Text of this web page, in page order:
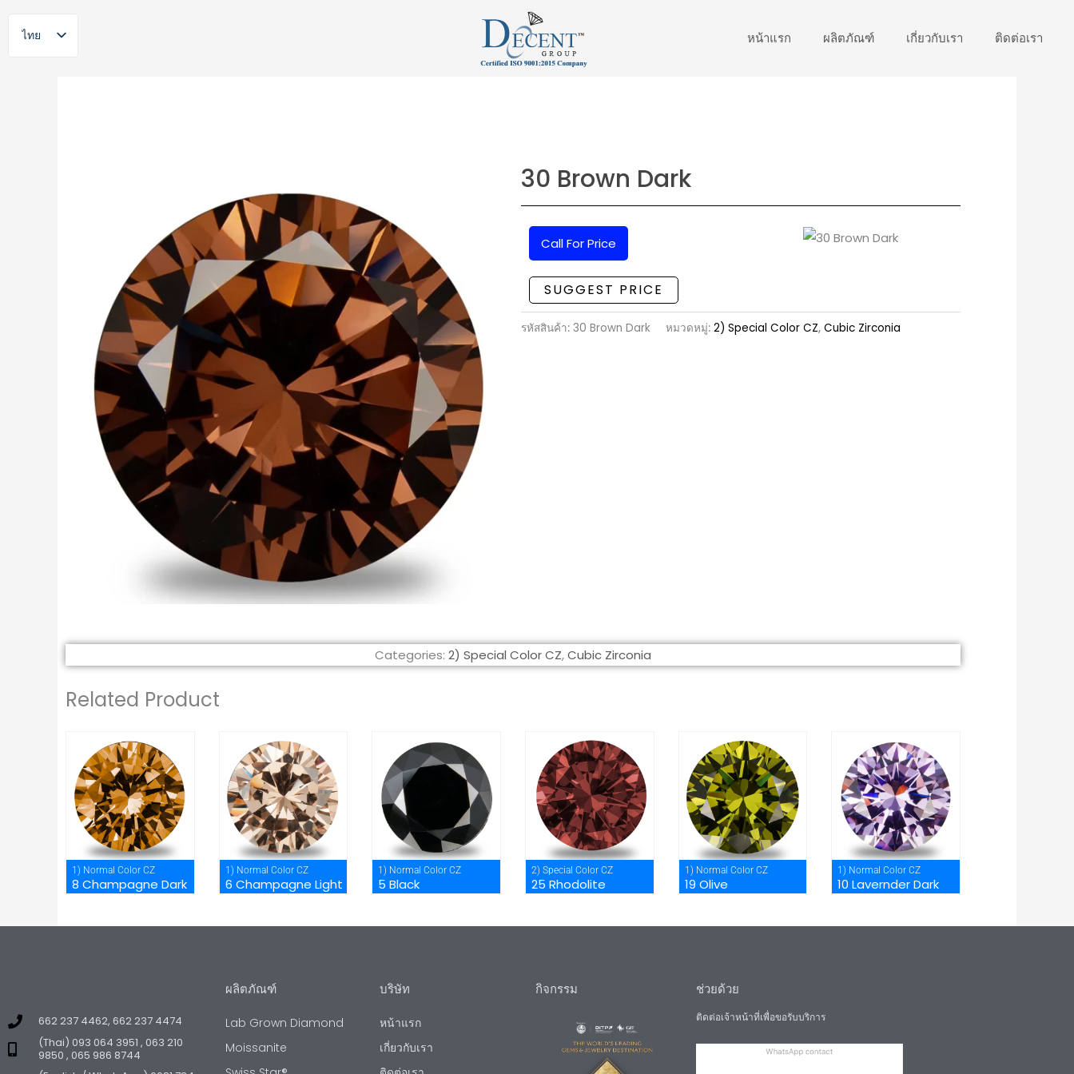
content
ไทย
English
หน้าแรก ผลิตภัณฑ์ เกี่ยวกับเรา ติดต่อเรา
30 Brown Dark
Call For Price
SUGGEST PRICE
รหัสสินค้า: 30 Brown Dark หมวดหมู่: 2) Special Color CZ, Cubic Zirconia
Categories: 2) Special Color CZ,Cubic Zirconia
Related Product
1) Normal Color CZ
8 Champagne Dark
1) Normal Color CZ
6 Champagne Light
1) Normal Color CZ
5 Black
2) Special Color CZ
25 Rhodolite
1) Normal Color CZ
19 Olive
1) Normal Color CZ
10 Lavernder Dark
662 237 4462, 662 237 4474
(Thai) 093 064 3951 , 063 210
9850 , 065 986 8744
ผลิตภัณฑ์
Lab Grown Diamond
Moissanite
บริษัท
หน้าแรก
เกี่ยวกับเรา
กิจกรรม ช่วยด้วย
ติดต่อเจ้าหน้าที่เพื่อขอรับบริการ